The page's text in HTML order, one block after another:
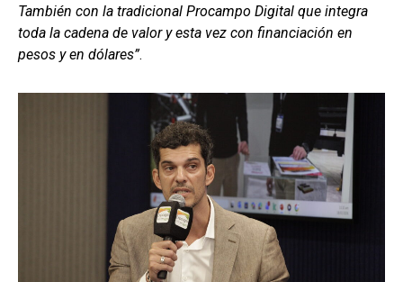
También con la tradicional Procampo Digital que integra
toda la cadena de valor y esta vez con financiación en
pesos y en dólares”.